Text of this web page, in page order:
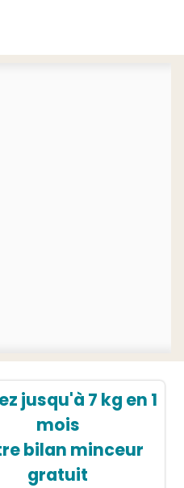
jusqu'à 7 kg en 1
mois
bilan minceur
gratuit